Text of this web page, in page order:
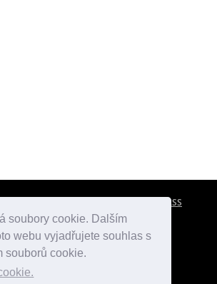
soubory cookie. Dalším
webu vyjadřujete souhlas s
souborů cookie.
RSS
atlaspamatek.info